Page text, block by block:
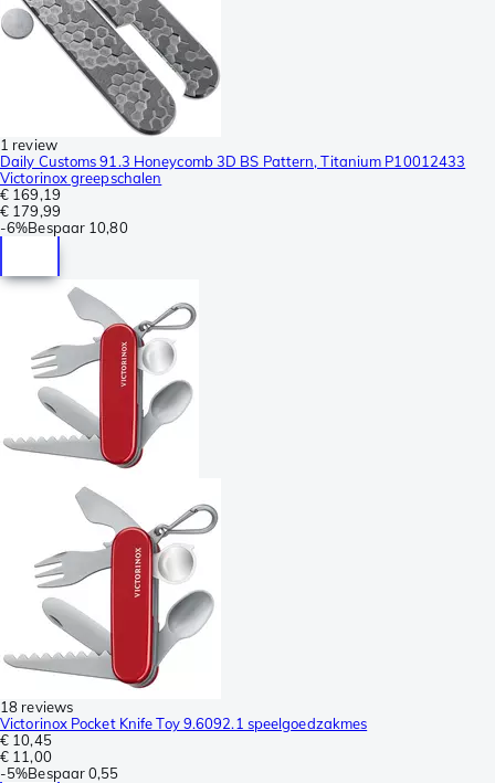
1 review
Daily Customs 91.3 Honeycomb 3D BS Pattern, Titanium P10012433
Victorinox greepschalen
€ 169,19
€ 179,99
-6%Bespaar 10,80
18 reviews
Victorinox Pocket Knife Toy 9.6092.1 speelgoedzakmes
€ 10,45
€ 11,00
-5%Bespaar0,55